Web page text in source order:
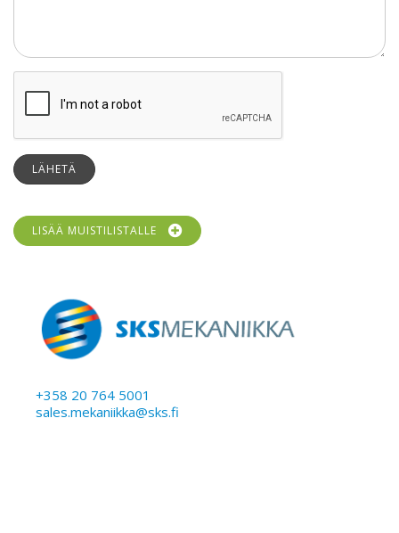
LÄHETÄ
LISÄÄ MUISTILISTALLE
+358 20 764 5001
sales.mekaniikka@sks.fi